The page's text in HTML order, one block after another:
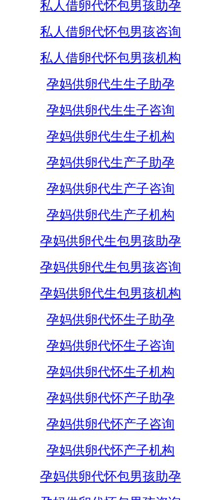
私人借卵代怀包男孩助孕
私人借卵代怀包男孩咨询
私人借卵代怀包男孩机构
孕妈供卵代生生子助孕
孕妈供卵代生生子咨询
孕妈供卵代生生子机构
孕妈供卵代生产子助孕
孕妈供卵代生产子咨询
孕妈供卵代生产子机构
孕妈供卵代生包男孩助孕
孕妈供卵代生包男孩咨询
孕妈供卵代生包男孩机构
孕妈供卵代怀生子助孕
孕妈供卵代怀生子咨询
孕妈供卵代怀生子机构
孕妈供卵代怀产子助孕
孕妈供卵代怀产子咨询
孕妈供卵代怀产子机构
孕妈供卵代怀包男孩助孕